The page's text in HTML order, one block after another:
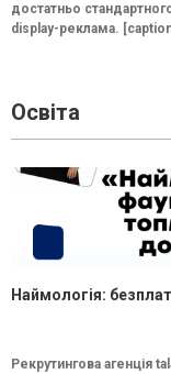
достатньо
display-реклама.
Освіта
Наймологія:
Рекрутингова агенція